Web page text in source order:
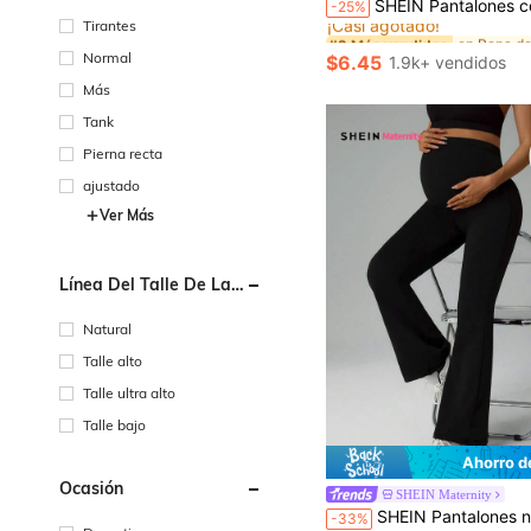
Tirantes
Normal
Más
Tank
Pierna recta
ajustado
Ver Más
Línea Del Talle De La
Natural
Talle alto
Talle ultra alto
Talle bajo
Ocasión
-25% SHEIN Pantalones cortos de fitness casuales de cintura elástica de
¡Casi agotado!
#2 Más vendidos
¡Casi agotado!
#2 Más vendidos
¡Casi agotado!
#2 Más vendidos
$6.45 1.9k+ vendidos
Ahorro
SHEIN Maternity
-33% SHEIN Pantalones negros de campana ceñidos para maternidad, pantalones